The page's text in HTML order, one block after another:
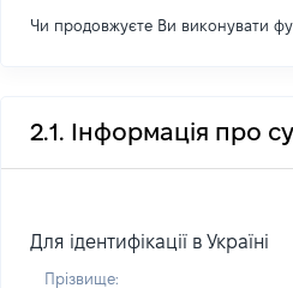
Чи продовжуєте Ви виконувати
2.1. Інформація про
Для ідентифікації в Україні
Прізвище: